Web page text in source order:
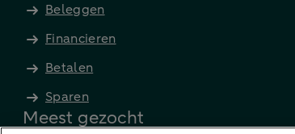
Beleggen
Financieren
Betalen
Sparen
Meest gezocht